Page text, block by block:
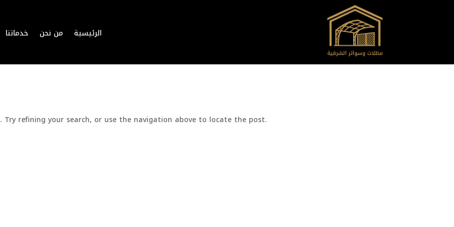
الرئيسية من نحن خدماتنا
refining your search, or use the navigation above to locate the post.